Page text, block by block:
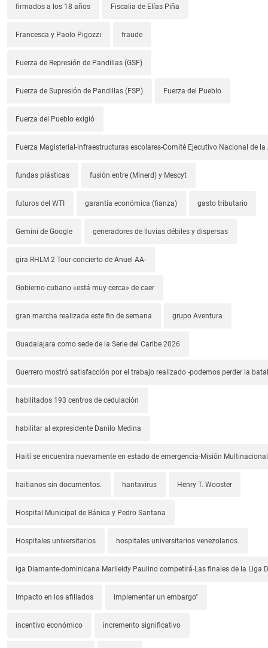
firmados a los 18 años Fiscalia de Elías Piña
Francesca y Paolo Pigozzi fraude
Fuerza de Represión de Pandillas (GSF)
Fuerza de Supresión de Pandillas (FSP) Fuerza del Pueblo
Fuerza del Pueblo exigió
Fuerza Magisterial-infraestructuras escolares-Comité Ejecutivo Nacional de la
fundas plásticas fusión entre (Minerd) y Mescyt
futuros del WTI garantía económica (fianza) gasto tributario
Gemini de Google generadores de lluvias débiles y dispersas
gira RHLM 2 Tour-concierto de Anuel AA-
Gobierno cubano «está muy cerca» de caer
gran marcha realizada este fin de semana grupo Aventura
Guadalajara como sede de la Serie del Caribe 2026
Guerrero mostró satisfacción por el trabajo realizado -podemos perder la
habilitados 193 centros de cedulación
habilitar al expresidente Danilo Medina
Haití se encuentra nuevamente en estado de emergencia-Misión
haitianos sin documentos. hantavirus Henry T. Wooster
Hospital Municipal de Bánica y Pedro Santana
Hospitales universitarios hospitales universitarios venezolanos.
iga Diamante-dominicana Marileidy Paulino competirá-Las finales de la Liga
Impacto en los afiliados implementar un embargo"
incentivo económico incremento significativo